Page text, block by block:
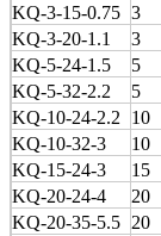
KQ-3-15-0.75 3
KQ-3-20-1.1
3
KQ-5-24-1.5
5
KQ-5-32-2.2
5
KQ-10-24-2.2
10
KQ-10-32-3
10
KQ-15-24-3
15
KQ-20-24-4
20
KQ-20-35-5.5 20